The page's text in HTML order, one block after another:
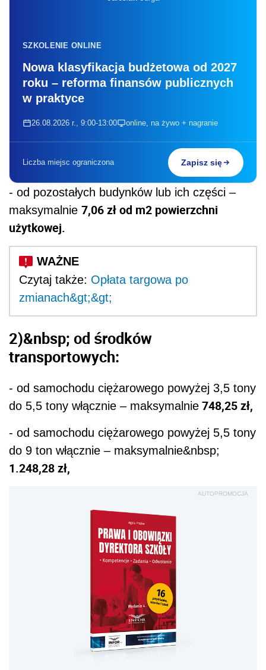
SZKOLENIE ONLINE
Nowa klasyfikacja budżetowa od 2027
roku – reforma finansów publicznych
w praktyce
26.08.2026 r., 9:00-13:00 online, na żywo + nagranie
Liczba miejsc ograniczona Zapisz się
- od pozostałych budynków lub ich części –
maksymalnie 7,06 zł od m2 powierzchni
użytkowej.
Czytaj także: Opłata targowa po
zmianach&gt;&gt;
2)&nbsp; od środków
transportowych:
- od samochodu ciężarowego powyżej 3,5 tony
do 5,5 tony włącznie – maksymalnie 748,25 zł,
- od samochodu ciężarowego powyżej 5,5 tony
do 9 ton włącznie – maksymalnie&nbsp;
1.248,28 zł,
AUTOPROMOCJA